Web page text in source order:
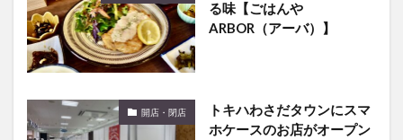
る味【ごはんや
ARBOR（アーバ）】
開店・閉店
トキハわさだタウンにスマ
ホケースのお店がオープン